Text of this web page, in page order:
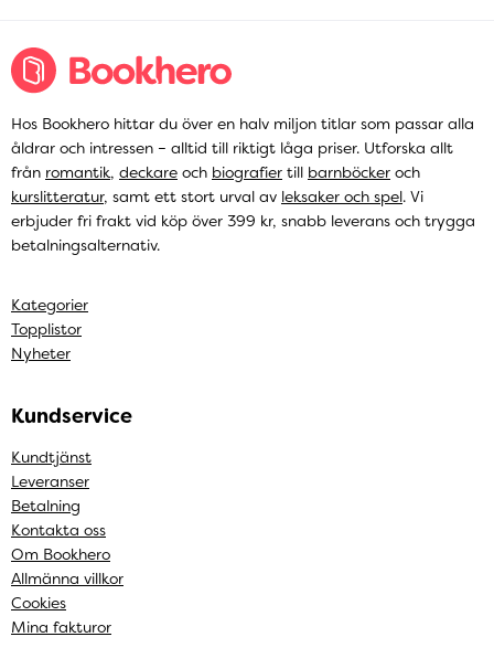
Hos Bookhero hittar du över en halv miljon titlar som passar alla
åldrar och intressen – alltid till riktigt låga priser. Utforska allt
från romantik, deckare och biografier till barnböcker och
kurslitteratur, samt ett stort urval av leksaker och spel. Vi
erbjuder fri frakt vid köp över 399 kr, snabb leverans och trygga
betalningsalternativ.
Kategorier
Topplistor
Nyheter
Kundservice
Kundtjänst
Leveranser
Betalning
Kontakta oss
Om Bookhero
Allmänna villkor
Cookies
Mina fakturor